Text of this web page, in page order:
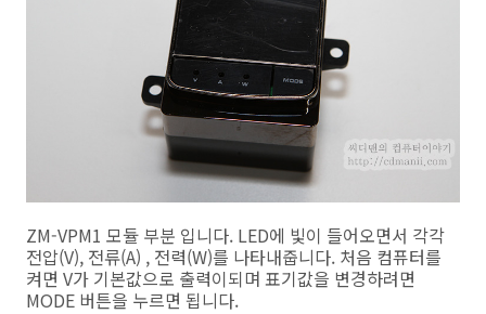
ZM-VPM1 모듈 부분 입니다. LED에 빛이 들어오면서 각각
전압(V), 전류(A) , 전력(W)를 나타내줍니다. 처음 컴퓨터를
켜면 V가 기본값으로 출력이되며 표기값을 변경하려면
MODE 버튼을 누르면 됩니다.